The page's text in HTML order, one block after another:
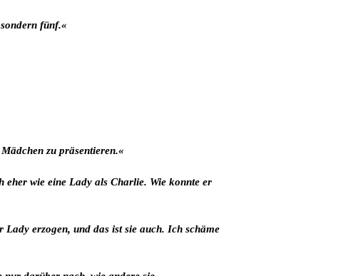
fünf.«
zu präsentieren.«
wie eine Lady als Charlie. Wie konnte er
erzogen, und das ist sie auch. Ich schäme